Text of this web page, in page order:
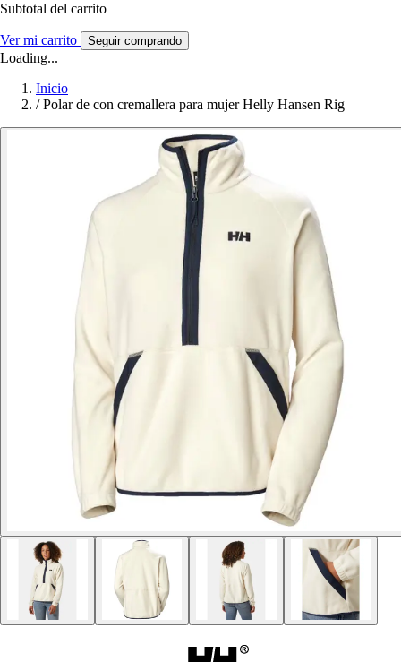
Subtotal del carrito
Ver mi carrito Seguir comprando
Loading...
Inicio
/ Polar de con cremallera para mujer Helly Hansen Rig